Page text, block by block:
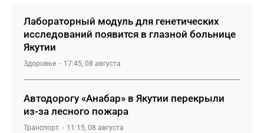
Лабораторный модуль для генетических
исследований появится в глазной больнице
Якутии
Здоровье 17:45, 08 августа
Автодорогу «Анабар» в Якутии перекрыли
из-за лесного пожара
Транспорт 11:15, 08 августа